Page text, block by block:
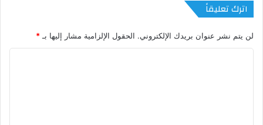
اترك تعليقاً
لن يتم نشر عنوان بريدك الإلكتروني. الحقول الإلزامية مشار إليها بـ *